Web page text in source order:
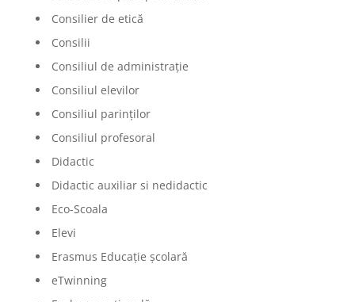
Consilier de etică
Consilii
Consiliul de administrație
Consiliul elevilor
Consiliul parinților
Consiliul profesoral
Didactic
Didactic auxiliar si nedidactic
Eco-Scoala
Elevi
Erasmus Educație școlară
eTwinning